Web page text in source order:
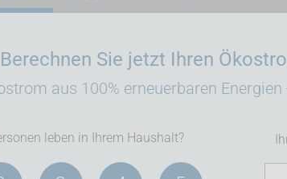
Berechnen Sie jetzt Ihren
aus 100% erneuerbaren
leben in Ihrem Haushalt?